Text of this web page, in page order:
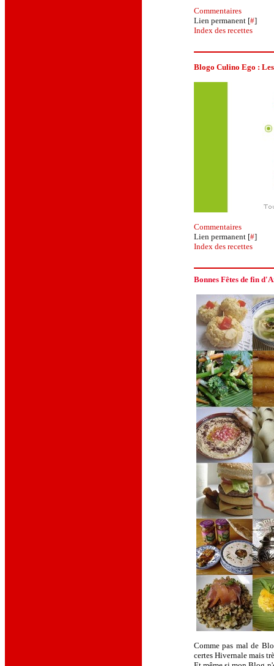
Commentaires
Lien permanent [#]
Index des recettes
Blogo Culino Ego :
Commentaires
Lien permanent [#]
Index des recettes
Bonnes Fêtes de fin
Comme pas mal de
certes Hivernale mais